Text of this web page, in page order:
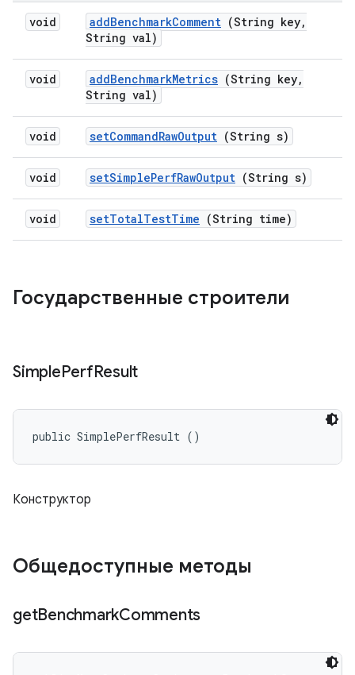
void addBenchmarkComment (String key,
String val)
void addBenchmarkMetrics (String key,
String val)
void setCommandRawOutput (String s)
void setSimplePerfRawOutput (String s)
void setTotalTestTime (String time)
Государственные строители
SimplePerfResult
public SimplePerfResult ()
Конструктор
Общедоступные методы
getBenchmarkComments